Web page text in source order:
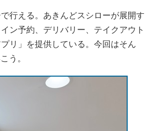
行える。あきんどスシローが展開す
ン予約、デリバリー、テイクアウト
リ」を提供している。今回はそん
う。